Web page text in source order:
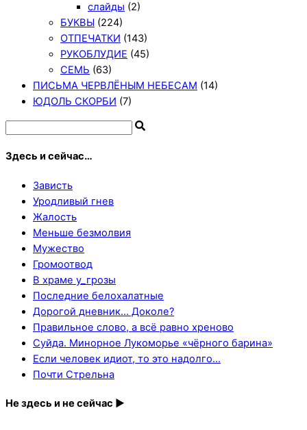
слайды (2)
БУКВЫ (224)
ОТПЕЧАТКИ (143)
РУКОБЛУДИЕ (45)
СЕМЬ (63)
ПИСЬМА ЧЕРВЛЁНЫМ НЕБЕСАМ (14)
ЮДОЛЬ СКОРБИ (7)
Здесь и сейчас…
Зависть
Уродливый гнев
Жалость
Меньше безмолвия
Мужество
Громоотвод
В храме у_грозы
Последние белохалатные
Дорогой дневник… Доколе?
Правильное слово, а всё равно хреново
Суйда. Минорное Лукоморье «чёрного барина»
Если человек идиот, то это надолго…
Почти Стрельна
Не здесь и не сейчас ►